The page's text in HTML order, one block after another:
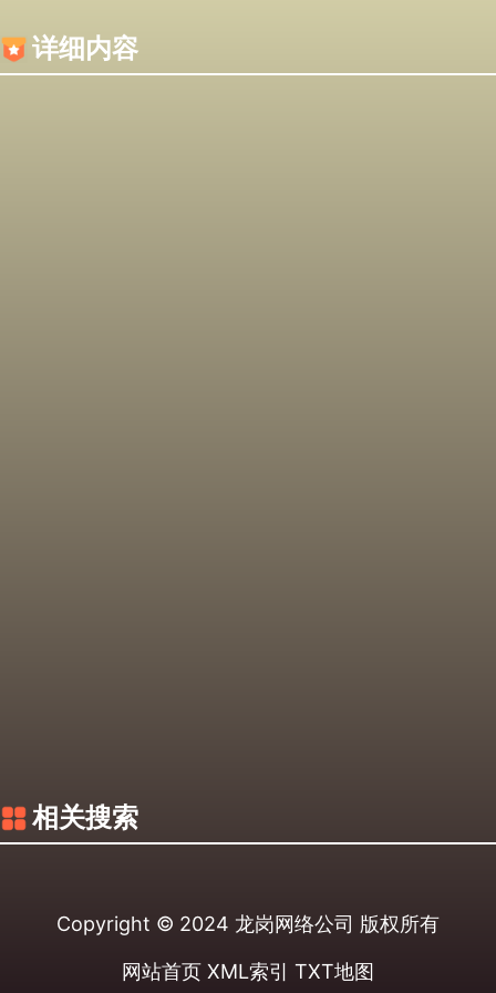
详细内容
相关搜索
Copyright © 2024 龙岗网络公司 版权所有
网站首页 XML索引 TXT地图